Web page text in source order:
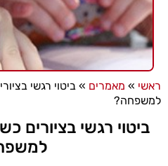
ראשי » מאמרים » ביטוי רגשי
למשפחה?
ביטוי רגשי בציורים